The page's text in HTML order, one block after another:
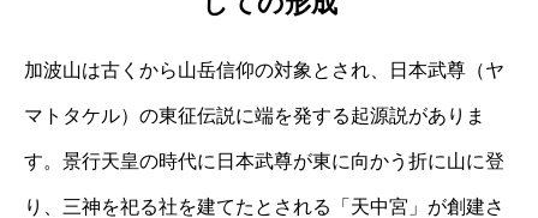
加波山は古くから山岳信仰の対象とされ、日本武尊（ヤ
マトタケル）の東征伝説に端を発する起源説がありま
す。景行天皇の時代に日本武尊が東に向かう折に山に登
り、三神を祀る社を建てたとされる「天中宮」が創建さ